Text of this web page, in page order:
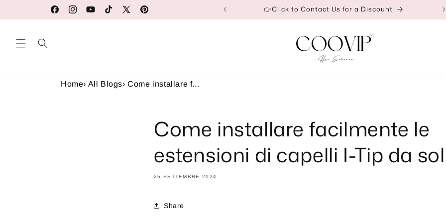
direttamente
ai contenuti
FacebookInstagramYouTubeTikTok
X
Pinterest
Our Factory Prices Are for Wholesale or Retail
Home› All Blogs› Come installare f...
Come installare facilmente le
estensioni di capelli I-Tip da
25 SETTEMBRE 2024
Share